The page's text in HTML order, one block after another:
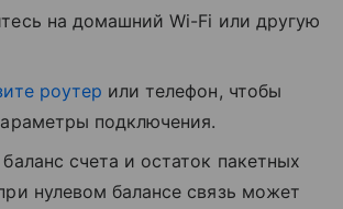
на домашний Wi-Fi или другую
роутер или телефон, чтобы
подключения.
счета и остаток пакетных
нулевом балансе связь может